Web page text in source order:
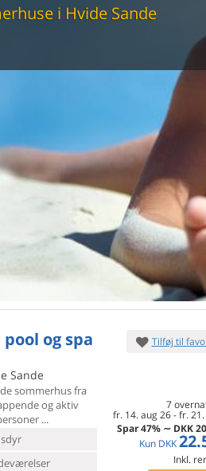
i Hvide Sande
og spa
Sande
sommerhus fra
og aktiv
Tilføj til
7
fr. 14. aug 26-fr.
Spar 47% ∼ DKK
Kun DKK
Inkl.